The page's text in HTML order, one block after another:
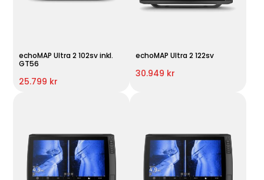
echoMAP Ultra 2 102sv inkl.
GT56
25.799 kr
echoMAP Ultra 2 122sv
30.949 kr